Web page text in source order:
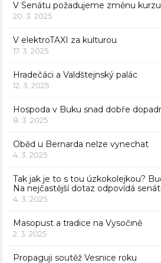
V Senátu požadujeme změnu
20. 3. 2025
V elektroTAXI za kulturou
17. 3. 2025
Hradečáci a Valdštejnský palác
12. 3. 2025
Hospoda v Buku snad dobře
8. 3. 2025
Oběd u Bernarda nelze vynechat
4. 3. 2025
Tak jak je to s tou úzkokolejkou?
Na nejčastější dotaz odpovídá
4. 3. 2025
Masopust a tradice na Vysočině
2. 3. 2025
Propaguji soutěž Vesnice roku